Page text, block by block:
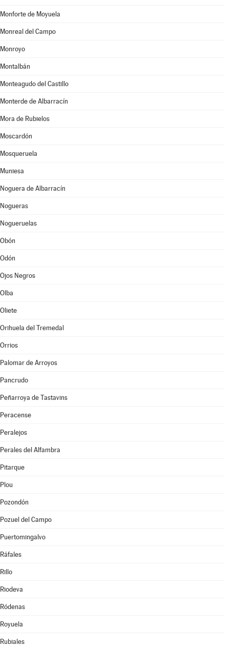
Monforte de Moyuela
Monreal del Campo
Monroyo
Montalbán
Monteagudo del Castillo
Monterde de Albarracín
Mora de Rubielos
Moscardón
Mosqueruela
Muniesa
Noguera de Albarracín
Nogueras
Nogueruelas
Obón
Odón
Ojos Negros
Olba
Oliete
Orihuela del Tremedal
Orrios
Palomar de Arroyos
Pancrudo
Peñarroya de Tastavins
Peracense
Peralejos
Perales del Alfambra
Pitarque
Plou
Pozondón
Pozuel del Campo
Puertomingalvo
Ráfales
Rillo
Riodeva
Ródenas
Royuela
Rubiales